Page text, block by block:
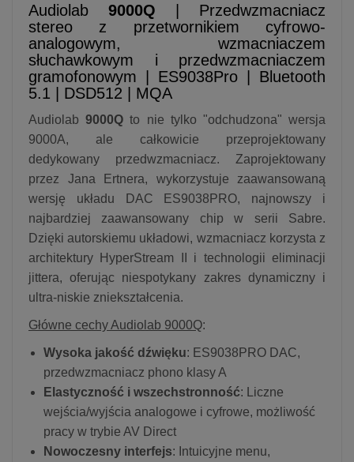
Audiolab 9000Q | Przedwzmacniacz
stereo z przetwornikiem cyfrowo-
analogowym, wzmacniaczem
słuchawkowym i przedwzmacniaczem
gramofonowym | ES9038Pro | Bluetooth
5.1 | DSD512 | MQA
Audiolab9000Q to nie tylko "odchudzona" wersja
9000A, ale całkowicie przeprojektowany
dedykowany przedwzmacniacz. Zaprojektowany
przez Jana Ertnera, wykorzystuje zaawansowaną
wersję układu DAC ES9038PRO, najnowszy i
najbardziej zaawansowany chip w serii Sabre.
Dzięki autorskiemu układowi, wzmacniacz korzysta z
architektury HyperStream II i technologii eliminacji
jittera, oferując niespotykany zakres dynamiczny i
ultra-niskie zniekształcenia.
Główne cechy Audiolab 9000Q:
Wysoka jakość dźwięku: ES9038PRO DAC,
przedwzmacniacz phono klasy A
Elastyczność i wszechstronność: Liczne
wejścia/wyjścia analogowe i cyfrowe, możliwość
pracy w trybie AV Direct
Nowoczesny interfejs: Intuicyjne menu,